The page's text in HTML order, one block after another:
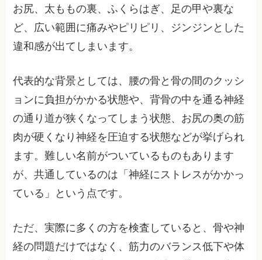
お尻、太ももの裏、ふくらはぎ、足の甲や裏な
ど、広い範囲に痛みやピリピリ、ジンジンとした
違和感が出てしまいます。
代表的な背景としては、腰の骨と骨の間のクッシ
ョンに負担がかかる状態や、背骨の中を通る神経
の通り道が狭くなってしまう状態、お尻の奥の筋
肉が硬くなり神経を圧迫する状態などが挙げられ
ます。難しい名前がついているものもあります
が、共通しているのは「神経にストレスがかかっ
ている」という点です。
ただ、実際に多くの方を検査していると、骨や神
経の問題だけではなく、筋力のバランス低下や体